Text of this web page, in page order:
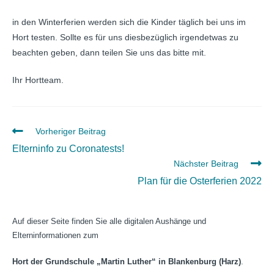
in den Winterferien werden sich die Kinder täglich bei uns im
Hort testen. Sollte es für uns diesbezüglich irgendetwas zu
beachten geben, dann teilen Sie uns das bitte mit.
Ihr Hortteam.
Weitere
ansehen
Vorheriger Beitrag
Elterninfo zu Coronatests!
Nächster Beitrag
Plan für die Osterferien 2022
Auf dieser Seite finden Sie alle digitalen Aushänge und
Elterninformationen zum
Hort der Grundschule „Martin Luther“ in Blankenburg (Harz).